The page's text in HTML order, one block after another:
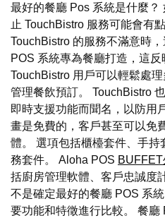
最好的餐廳 Pos 系統是什麼
止 TouchBistro 服務可能會有
TouchBistro 的服務不滿意時
POS 系統專為餐廳打造，這反
TouchBistro 用戶可以輕鬆處
管理餐飲預訂。 TouchBistro
即時支援功能而聞名，以防用
畫是免費的，客戶甚至可以免
體。 選項包括櫃檯套件、手持
務套件。 Aloha POS BUFFET
括廚房管理軟體、客戶忠誠度
不是確定最好的餐廳 POS 系
要功能和特徵進行比較。 餐廳